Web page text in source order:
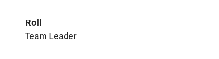
Roll
Team Leader